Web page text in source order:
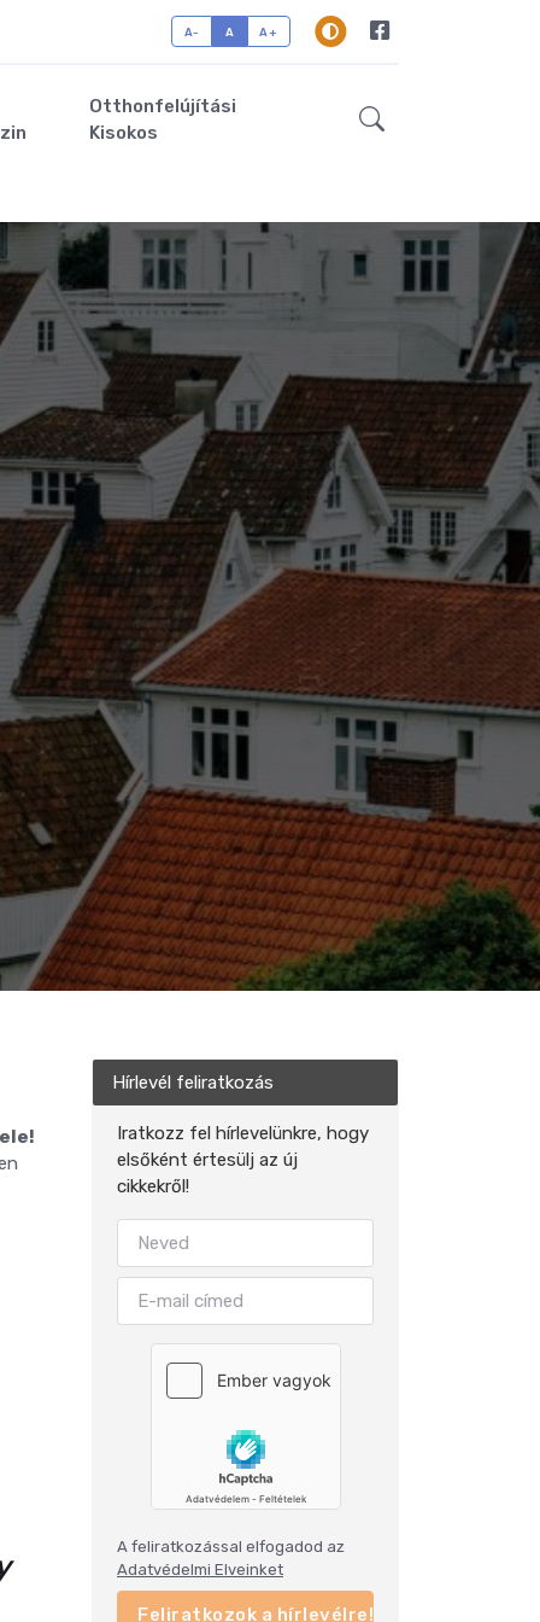
A- A A+
Otthonfelújítási
Kisokos
Hírlevél feliratkozás
Iratkozz fel hírlevelünkre, hogy
elsőként értesülj az új
cikkekről!
A feliratkozással elfogadod az
Adatvédelmi Elveinket
Feliratkozok a hírlevélre!